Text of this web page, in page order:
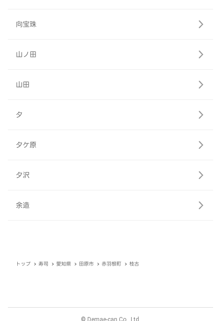
向宝珠
山ノ田
山田
夕
夕ケ原
夕沢
余造
トップ 寿司 愛知県 田原市 赤羽根町 枝古
© Demae-can Co., Ltd.